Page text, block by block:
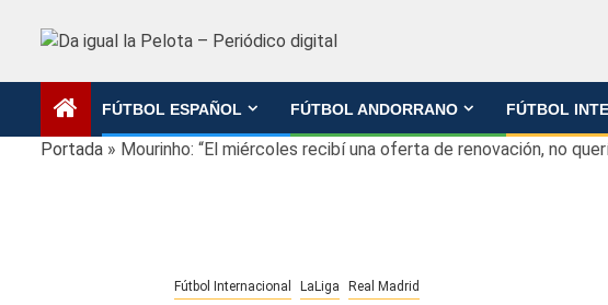
FÚTBOL ESPAÑOL FÚTBOL ANDORRANO FÚTBOL
Portada » Mourinho: “El miércoles recibí una oferta de renovación, no
Fútbol Internacional LaLiga Real Madrid